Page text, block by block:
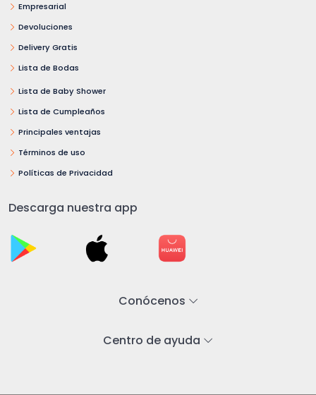
Empresarial
Devoluciones
Delivery Gratis
Lista de Bodas
Lista de Baby Shower
Lista de Cumpleaños
Principales ventajas
Términos de uso
Políticas de Privacidad
Descarga nuestra app
Conócenos
Centro de ayuda